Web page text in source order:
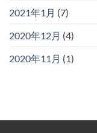
2021年1月 (7)
2020年12月 (4)
2020年11月 (1)